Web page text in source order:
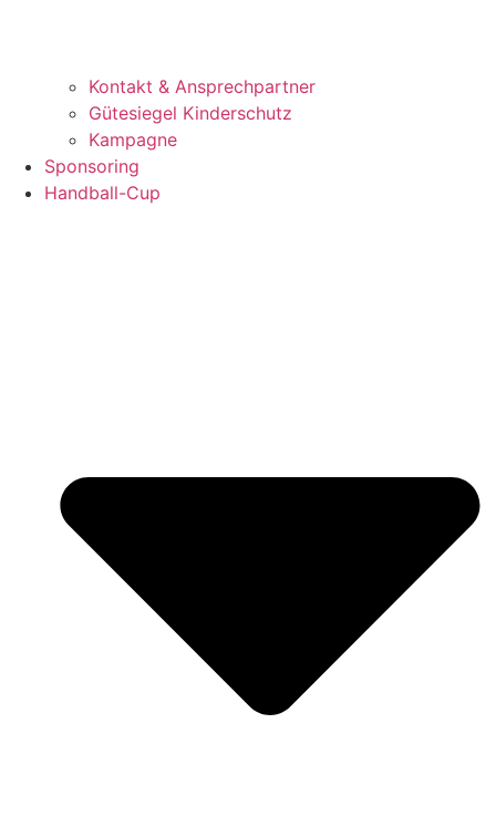
Kontakt & Ansprechpartner
Gütesiegel Kinderschutz
Kampagne
Sponsoring
Handball-Cup